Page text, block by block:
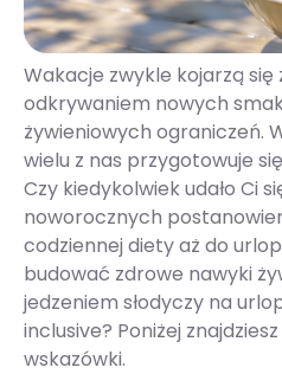
Wakacje zwykle kojarzą się
odkrywaniem nowych
żywieniowych ograniczeń.
wielu z nas przygotowuje
Czy kiedykolwiek udało Ci
noworocznych
codziennej diety aż do
budować zdrowe nawyki
jedzeniem słodyczy na
inclusive? Poniżej
wskazówki.